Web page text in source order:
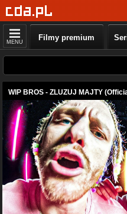
MENU Filmy premium
WIP BROS - ZLUZUJ MAJTY